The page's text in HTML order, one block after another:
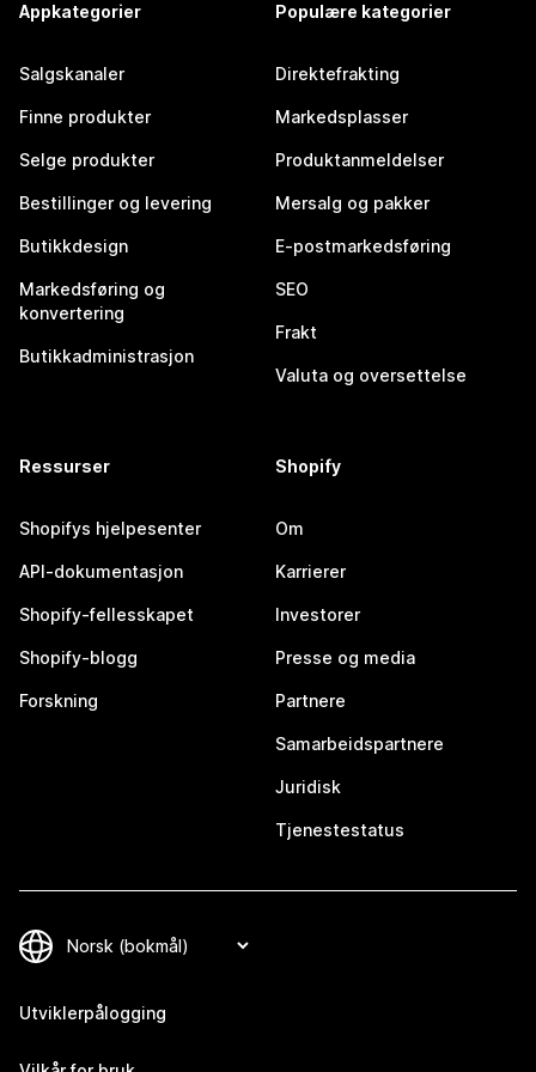
Appkategorier
Salgskanaler
Finne produkter
Selge produkter
Bestillinger og levering
Butikkdesign
Markedsføring og
konvertering
Butikkadministrasjon
Populære kategorier
Direktefrakting
Markedsplasser
Produktanmeldelser
Mersalg og pakker
E-postmarkedsføring
SEO
Frakt
Valuta og oversettelse
Ressurser
Shopifys hjelpesenter
API-dokumentasjon
Shopify-fellesskapet
Shopify-blogg
Forskning
Shopify
Om
Karrierer
Investorer
Presse og media
Partnere
Samarbeidspartnere
Juridisk
Tjenestestatus
Utviklerpålogging